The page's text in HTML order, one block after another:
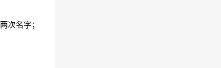
次名字；